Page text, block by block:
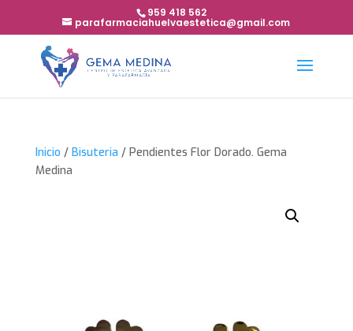
959 418 562
parafarmaciahuelvaestetica@gmail.com
Inicio / Bisuteria / Pendientes Flor Dorado. Gema
Medina